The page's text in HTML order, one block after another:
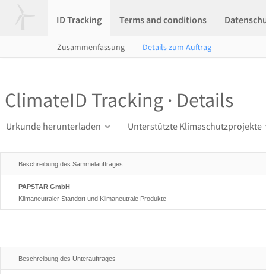
ID Tracking Terms and conditions
Zusammenfassung Details zum Auftrag
ClimateID Tracking · Details
Urkunde herunterladen Unterstützte Klimaschutzprojekte
Beschreibung des Sammelauftrages
PAPSTAR GmbH
Klimaneutraler Standort und Klimaneutrale Produkte
Beschreibung des Unterauftrages